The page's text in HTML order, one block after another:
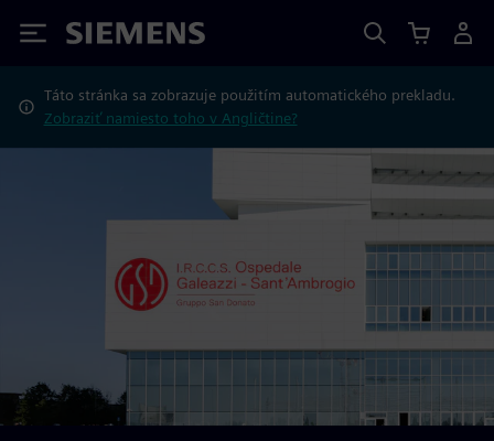
Siemens
Táto stránka sa zobrazuje použitím automatického prekladu.
Zobraziť namiesto toho v Angličtine?